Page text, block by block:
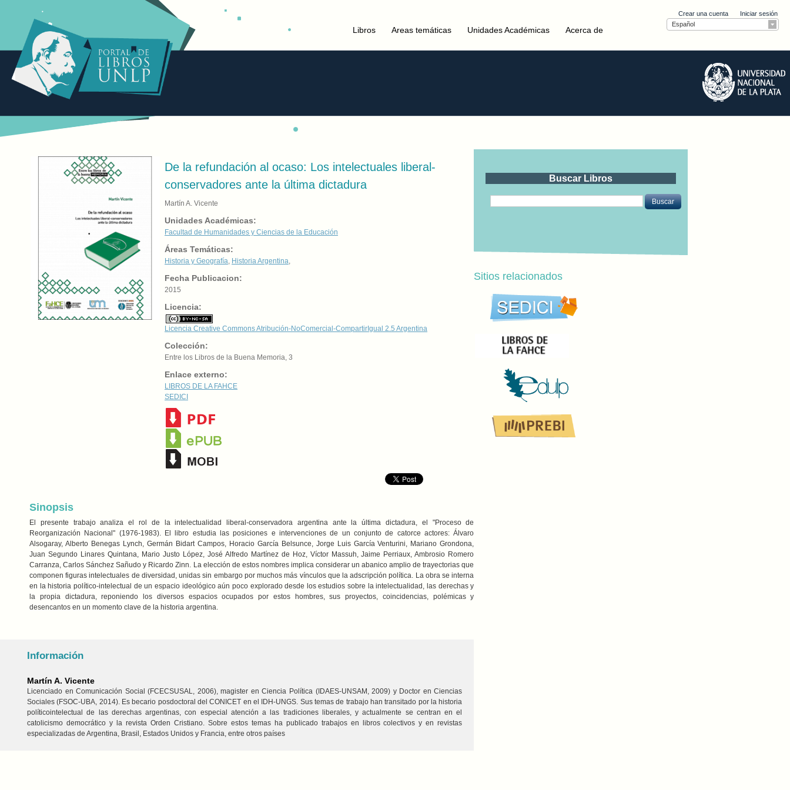
Crear una cuenta
Iniciar sesión
Español
Libros Areas temáticas Unidades Académicas Acerca de
De la refundación al ocaso: Los intelectuales liberal-
conservadores ante la última dictadura
Martín A. Vicente
Unidades Académicas:
Facultad de Humanidades y Ciencias de la Educación
Áreas Temáticas:
Historia y Geografía, Historia Argentina,
Fecha Publicacion:
2015
Licencia:
Licencia Creative Commons Atribución-NoComercial-CompartirIgual 2.5 Argentina
Colección:
Entre los Libros de la Buena Memoria, 3
Enlace externo:
LIBROS DE LA FAHCE
SEDICI
Sinopsis
El presente trabajo analiza el rol de la intelectualidad liberal-conservadora argentina ante la última dictadura, el "Proceso de
Reorganización Nacional" (1976-1983). El libro estudia las posiciones e intervenciones de un conjunto de catorce actores: Álvaro
Alsogaray, Alberto Benegas Lynch, Germán Bidart Campos, Horacio García Belsunce, Jorge Luis García Venturini, Mariano Grondona,
Juan Segundo Linares Quintana, Mario Justo López, José Alfredo Martínez de Hoz, Víctor Massuh, Jaime Perriaux, Ambrosio Romero
Carranza, Carlos Sánchez Sañudo y Ricardo Zinn. La elección de estos nombres implica considerar un abanico amplio de trayectorias que
componen figuras intelectuales de diversidad, unidas sin embargo por muchos más vínculos que la adscripción política. La obra se interna
en la historia político-intelectual de un espacio ideológico aún poco explorado desde los estudios sobre la intelectualidad, las derechas y
la propia dictadura, reponiendo los diversos espacios ocupados por estos hombres, sus proyectos, coincidencias, polémicas y
desencantos en un momento clave de la historia argentina.
Información
Martín A. Vicente
Licenciado en Comunicación Social (FCECSUSAL, 2006), magister en Ciencia Política (IDAES-UNSAM, 2009) y Doctor en Ciencias
Sociales (FSOC-UBA, 2014). Es becario posdoctoral del CONICET en el IDH-UNGS. Sus temas de trabajo han transitado por la historia
políticointelectual de las derechas argentinas, con especial atención a las tradiciones liberales, y actualmente se centran en el
catolicismo democrático y la revista Orden Cristiano. Sobre estos temas ha publicado trabajos en libros colectivos y en revistas
especializadas de Argentina, Brasil, Estados Unidos y Francia, entre otros países
Buscar Libros
Buscar
Sitios relacionados